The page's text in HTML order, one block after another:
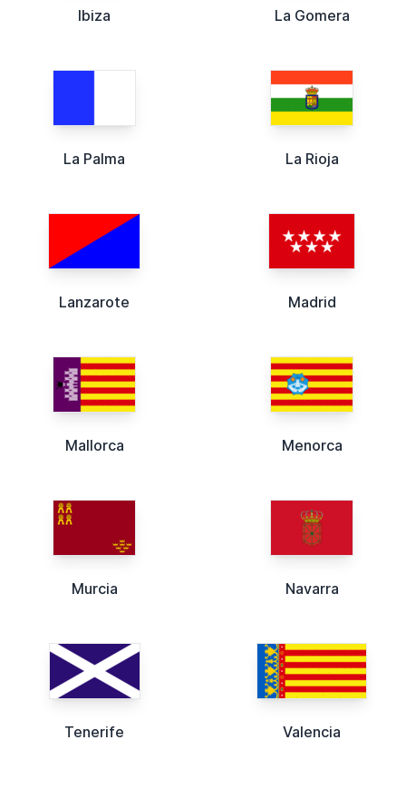
Ibiza La Gomera
La Palma La Rioja
Lanzarote Madrid
Mallorca Menorca
Murcia Navarra
Tenerife Valencia